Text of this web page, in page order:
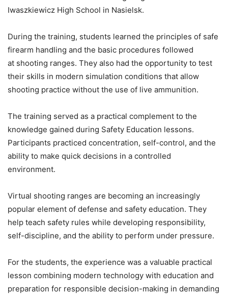
Iwaszkiewicz High School in Nasielsk.
During the training, students learned the principles of safe
firearm handling and the basic procedures followed
at shooting ranges. They also had the opportunity to test
their skills in modern simulation conditions that allow
shooting practice without the use of live ammunition.
The training served as a practical complement to the
knowledge gained during Safety Education lessons.
Participants practiced concentration, self-control, and the
ability to make quick decisions in a controlled
environment.
Virtual shooting ranges are becoming an increasingly
popular element of defense and safety education. They
help teach safety rules while developing responsibility,
self-discipline, and the ability to perform under pressure.
For the students, the experience was a valuable practical
lesson combining modern technology with education and
preparation for responsible decision-making in demanding